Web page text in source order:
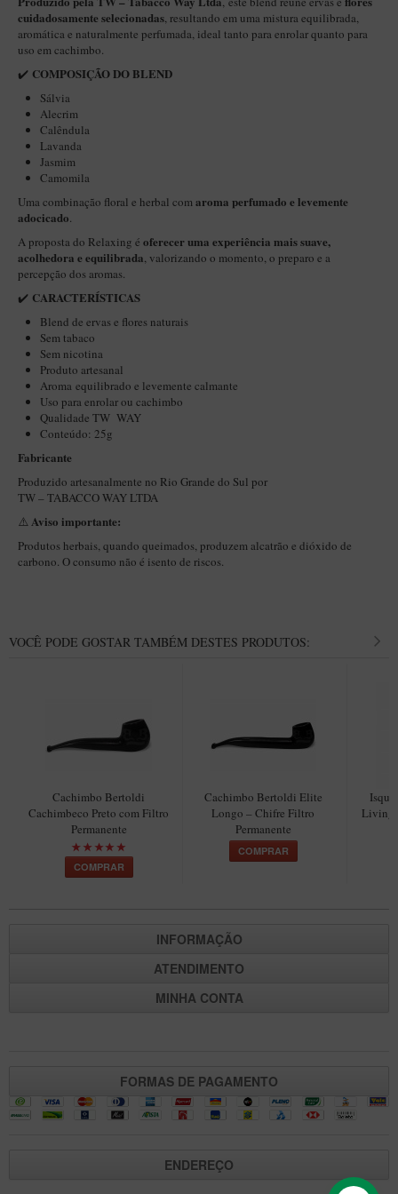
Itália Encerado
Maestro Nacional
Maestro Nacional Encerado
Caboclo - 7 Voltas
Cachimbeco
Churchwarden
Fiore
Giovanni
Jateado
Luiggi
Montana
Mouton
New Rose
New Rose Polido
Petrus
Piccolo
Premium
Sextavado
Zuccardi
Hobby
Barolo
Maestro – Briar Italiano
Churchwarden – Briar Italiano
Jateado
Isqueiros
cuidadosamente selecionadas, resultando em uma mistura equilibrada,
aromática e naturalmente perfumada, ideal tanto para enrolar quanto para
uso em cachimbo.
✔️ COMPOSIÇÃO DO BLEND
Sálvia
Alecrim
Calêndula
Lavanda
Jasmim
Camomila
Uma combinação floral e herbal comaroma perfumado e levemente
adocicado.
A proposta do Relaxing é oferecer uma experiência mais suave,
acolhedora e equilibrada, valorizando o momento, o preparo e a
percepção dos aromas.
✔️ CARACTERÍSTICAS
Blend de ervas e flores naturais
Sem tabaco
Sem nicotina
Produto artesanal
Aroma equilibrado e levemente calmante
Uso para enrolar ou cachimbo
Qualidade TW WAY
Conteúdo: 25g
Fabricante
Produzido artesanalmente no Rio Grande do Sul por
TW – TABACCO WAY LTDA
⚠️Aviso importante:
Produtos herbais, quando queimados, produzem alcatrão e dióxido de
carbono. O consumo não é isento de riscos.
VOCÊ PODE GOSTAR TAMBÉM DESTES PRODUTOS:
Cachimbo Bertoldi
Cachimbeco Preto com Filtro
Permanente
COMPRAR
Cachimbo Bertoldi Elite
Longo – Chifre Filtro
Permanente
COMPRAR
Living
INFORMAÇÃO
ATENDIMENTO
MINHA CONTA
FORMAS DE PAGAMENTO
ENDEREÇO